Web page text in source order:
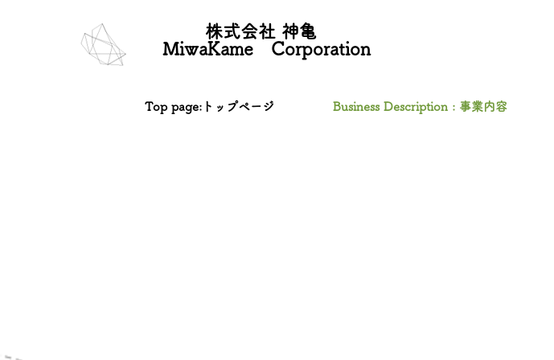
株式会社 神亀
MiwaKame Corporation
Top page:トップページ Business Description : 事業内容